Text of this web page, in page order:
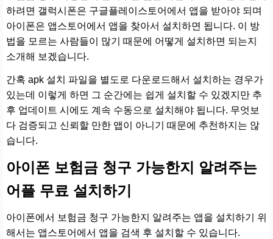
하려면 갤럭시폰은 구글플레이스토어에서 앱을 받아야 되며
아이폰은 앱스토어에서 앱을 찾아서 설치하면 됩니다. 이 방
법을 모르는 사람들이 많기 때문에 어떻게 설치하면 되는지
소개해 보겠습니다.
간혹 apk 설치 파일을 별도로 다운로드해서 설치하는 경우가
있는데 이렇게 하면 그 순간에는 쉽게 설치할 수 있겠지만 추
후 업데이트 시에도 계속 수동으로 설치해야 됩니다. 무엇보
다 검증되고 신뢰할 만한 앱이 아니기 때문에 추천하지는 않
습니다.
아이폰 보험금 청구 가능한지 알려주는
어플 무료 설치하기
아이폰에서 보험금 청구 가능한지 알려주는 앱을 설치하기 위
해서는 앱스토어에서 앱을 검색 후 설치할 수 있습니다.